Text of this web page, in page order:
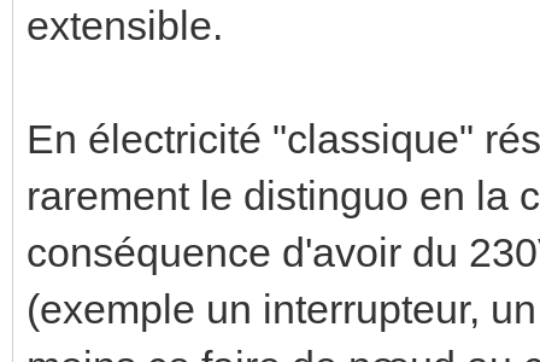
extensible.
En électricité "classique"
rarement le distinguo en la
conséquence d'avoir du
(exemple un interrupteur,